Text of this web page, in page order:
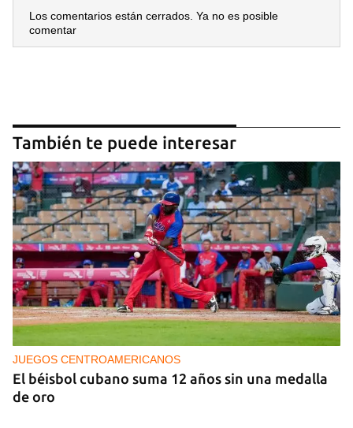
Los comentarios están cerrados. Ya no es posible
comentar
También te puede interesar
JUEGOS CENTROAMERICANOS
El béisbol cubano suma 12 años sin una medalla
de oro